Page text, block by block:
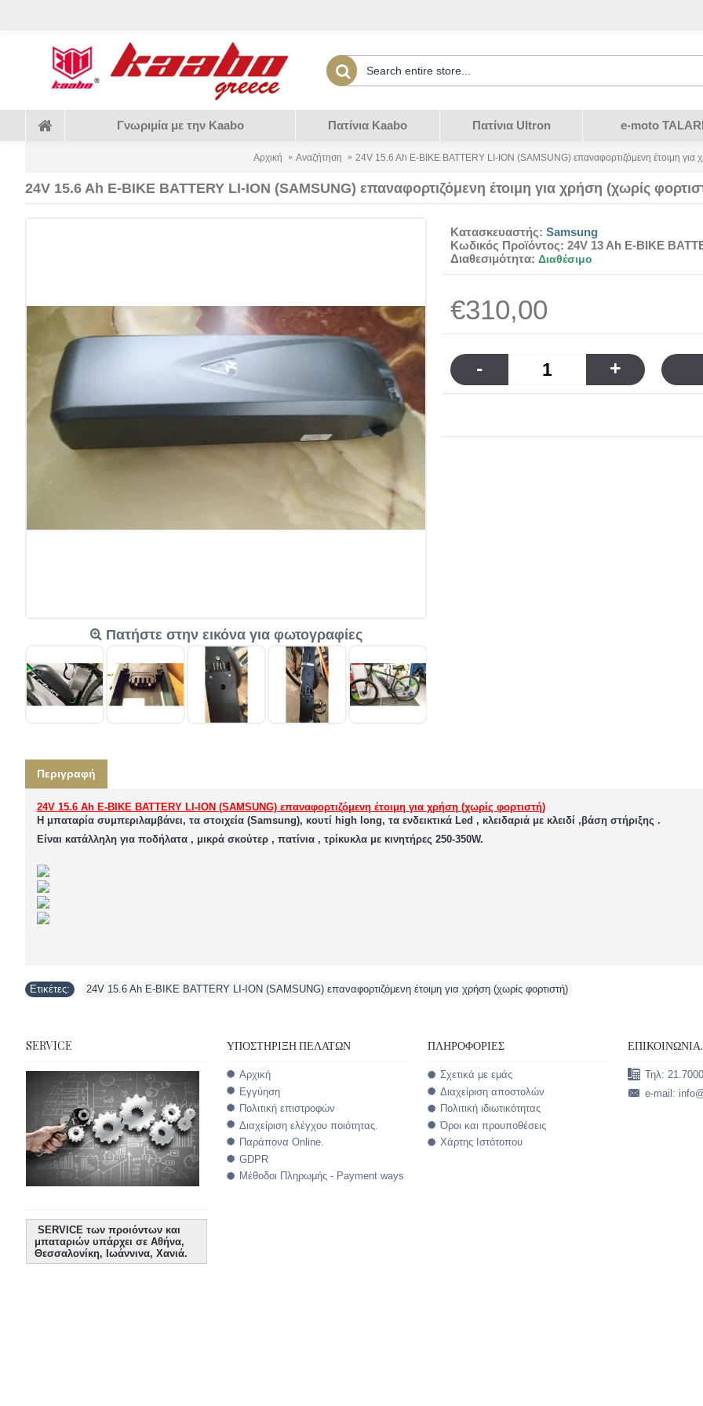
Γνωριμία με την Kaabo Πατίνια Kaabo Πατίνια Ultron e-moto
Αρχική Αναζήτηση 24V 15.6 Ah E-BIKE BATTERY LI-ION (SAMSUNG) επαναφορτιζόμενη έτοιμη για
24V 15.6 Ah E-BIKE BATTERY LI-ION (SAMSUNG) επαναφορτιζόμενη έτοιμη για χρήση (χωρίς
Πατήστε στην εικόνα για φωτογραφίες
Κατασκευαστής: Samsung
Κωδικός Προϊόντος: 24V 13 Ah E-BIKE
Διαθεσιμότητα: Διαθέσιμο
€310,00
- +
Περιγραφή
24V 15.6 Ah E-BIKE BATTERY LI-ION (SAMSUNG) επαναφορτιζόμενη έτοιμη για χρήση (χωρίς φορτιστή)
Η μπαταρία συμπεριλαμβάνει, τα στοιχεία (Samsung), κουτί high long, τα ενδεικτικά Led , κλειδαριά με κλειδί ,βάση στήριξης .
Eίναι κατάλληλη για ποδήλατα , μικρά σκούτερ , πατίνια , τρίκυκλα με κινητήρες 250-350W.
Ετικέτες: 24V 15.6 Ah E-BIKE BATTERY LI-ION (SAMSUNG) επαναφορτιζόμενη έτοιμη για χρήση (χωρίς φορτιστή)
SERVICE
SERVICE των προιόντων και
μπαταριών υπάρχει σε Αθήνα,
Θεσσαλονίκη, Ιωάννινα, Χανιά.
ΥΠΟΣΤΉΡΙΞΗ ΠΕΛΑΤΏΝ
Αρχική
Εγγύηση
Πολιτική επιστροφών
Διαχείριση ελέγχου ποιότητας.
Παράπονα Online.
GDPR
Μέθοδοι Πληρωμής - Payment ways
ΠΛΗΡΟΦΟΡΊΕΣ
Σχετικά με εμάς
Διαχείριση αποστολών
Πολιτική ιδιωτικότητας
Όροι και προυποθέσεις
Χάρτης Ιστότοπου
ΕΠΙΚΟΙΝΩΝΊΑ.
Τηλ:
e-mail: